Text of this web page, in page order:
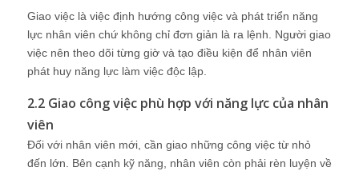
Giao việc là việc định hướng công việc và phát triển năng
lực nhân viên chứ không chỉ đơn giản là ra lệnh. Người giao
việc nên theo dõi từng giờ và tạo điều kiện để nhân viên
phát huy năng lực làm việc độc lập.
2.2 Giao công việc phù hợp với năng lực của nhân
viên
Đối với nhân viên mới, cần giao những công việc từ nhỏ
đến lớn. Bên cạnh kỹ năng, nhân viên còn phải rèn luyện về